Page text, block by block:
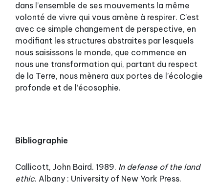
dans l’ensemble de ses mouvements la même
volonté de vivre qui vous amène à respirer. C’est
avec ce simple changement de perspective, en
modifiant les structures abstraites par lesquels
nous saisissons le monde, que commence en
nous une transformation qui, partant du respect
de la Terre, nous mènera aux portes de l’écologie
profonde et de l’écosophie.
Bibliographie
Callicott, John Baird. 1989. In defense of the land
ethic. Albany : University of New York Press.